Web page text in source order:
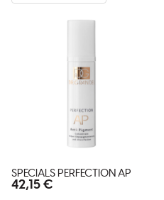
SPECIALS PERFECTION AP
42,15 €